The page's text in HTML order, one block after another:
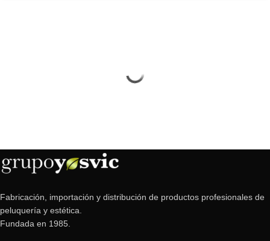
Fabricación, importación y distribución de productos profesionales de
peluquería y estética.
Fundada en 1985.